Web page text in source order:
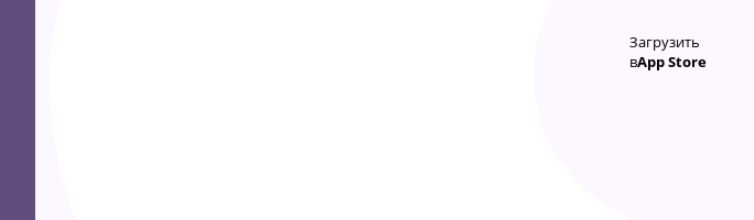
Загрузить
вApp Store